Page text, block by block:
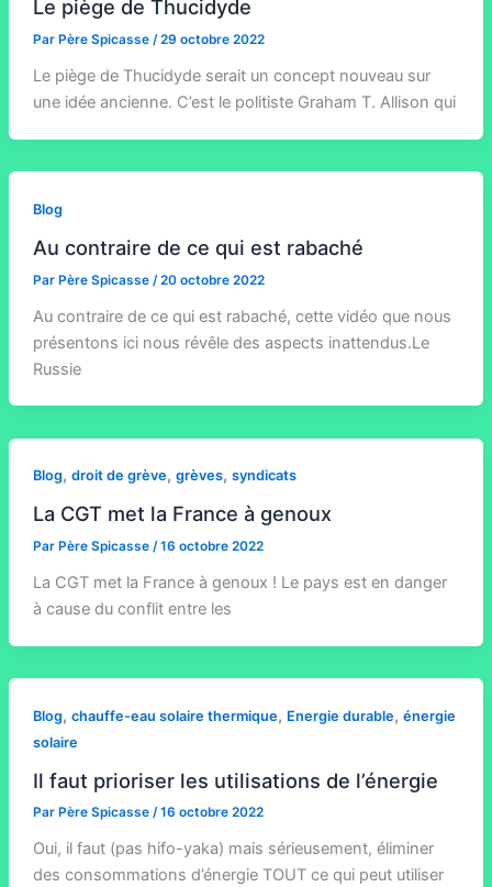
Le piège de Thucidyde
Par Père Spicasse /29 octobre 2022
Le piège de Thucidyde serait un concept nouveau sur
une idée ancienne. C’est le politiste Graham T. Allison qui
Blog
Au contraire de ce qui est rabaché
Par Père Spicasse /20 octobre 2022
Au contraire de ce qui est rabaché, cette vidéo que nous
présentons ici nous révêle des aspects inattendus.Le
Russie
Blog, droit de grève, grèves, syndicats
La CGT met la France à genoux
Par Père Spicasse /16 octobre 2022
La CGT met la France à genoux ! Le pays est en danger
à cause du conflit entre les
Blog, chauffe-eau solaire thermique, Energie durable, énergie
solaire
Il faut prioriser les utilisations de l’énergie
Par Père Spicasse /16 octobre 2022
Oui, il faut (pas hifo-yaka) mais sérieusement, éliminer
des consommations d’énergie TOUT ce qui peut utiliser